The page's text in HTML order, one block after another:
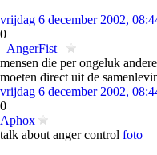
vrijdag 6 december 2002,
0
_AngerFist_
mensen die per ongeluk
moeten direct uit de
vrijdag 6 december 2002,
0
Aphox
talk about anger control foto